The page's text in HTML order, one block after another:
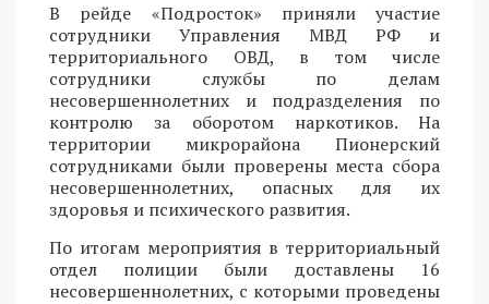
В рейде «Подросток» приняли участие
сотрудники Управления МВД РФ и
территориального ОВД, в том числе
сотрудники службы по делам
несовершеннолетних и подразделения по
контролю за оборотом наркотиков. На
территории микрорайона Пионерский
сотрудниками были проверены места сбора
несовершеннолетних, опасных для их
здоровья и психического развития.
По итогам мероприятия в территориальный
отдел полиции были доставлены 16
несовершеннолетних, с которыми проведены